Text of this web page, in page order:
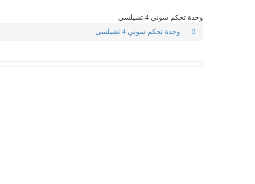
وحدة تحكم سوني 4 تشيلسي
وحدة تحكم سوني 4 تشيلسي